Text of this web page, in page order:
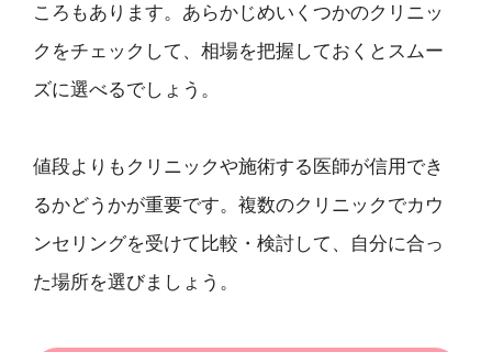
ころもあります。あらかじめいくつかのクリニッ
クをチェックして、相場を把握しておくとスムー
ズに選べるでしょう。
値段よりもクリニックや施術する医師が信用でき
るかどうかが重要です。複数のクリニックでカウ
ンセリングを受けて比較・検討して、自分に合っ
た場所を選びましょう。